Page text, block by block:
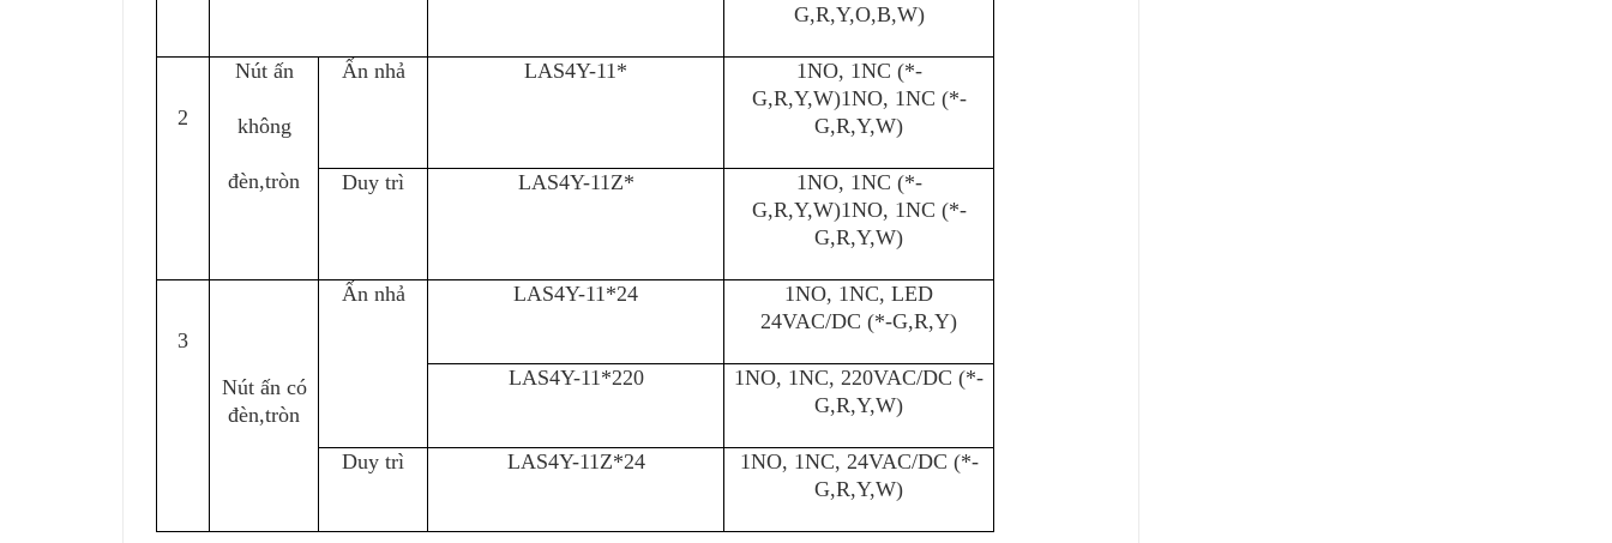
G,R,Y,O,B,W)
2
Nút ấn
không
đèn,tròn
Ấn nhả LAS4Y-11*
1NO, 1NC (*-
G,R,Y,W)1NO, 1NC (*-
G,R,Y,W)
Duy trì LAS4Y-11Z*
1NO, 1NC (*-
G,R,Y,W)1NO, 1NC (*-
G,R,Y,W)
3
Nút ấn có
đèn,tròn
Ấn nhả LAS4Y-11*24
1NO, 1NC, LED
24VAC/DC (*-G,R,Y)
LAS4Y-11*220
1NO, 1NC, 220VAC/DC (*-
G,R,Y,W)
Duy trì LAS4Y-11Z*24
1NO, 1NC, 24VAC/DC (*-
G,R,Y,W)